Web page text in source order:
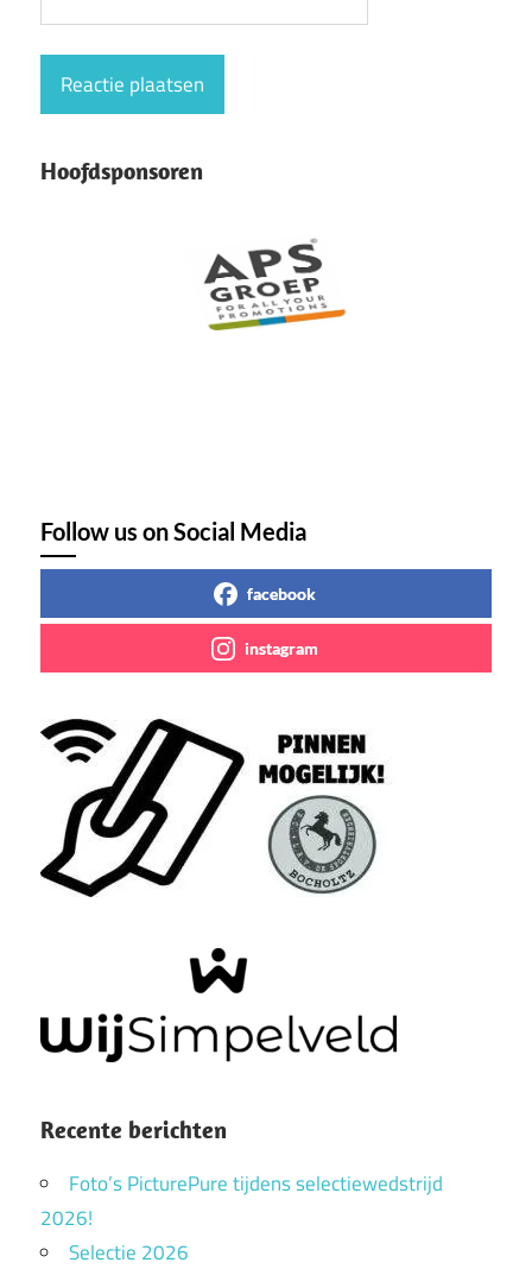
Hoofdsponsoren
Follow us on Social Media
facebook
instagram
Recente berichten
Foto’s PicturePure tijdens selectiewedstrijd
2026!
Selectie 2026